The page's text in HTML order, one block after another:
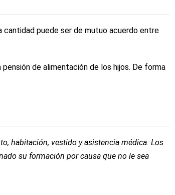
cantidad puede ser de mutuo acuerdo entre
de alimentación de los hijos. De forma
habitación, vestido y asistencia médica. Los
su formación por causa que no le sea